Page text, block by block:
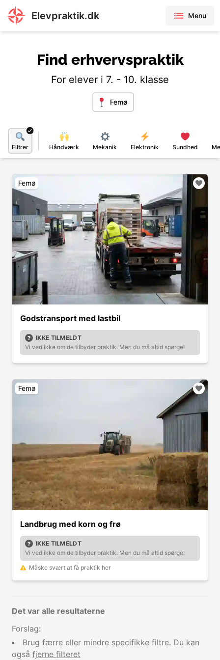
Elevpraktik.dk Menu
Find erhvervspraktik
For elever i 7. - 10. klasse
Femø
Filtrer Håndværk Mekanik Elektronik Sundhed
Femø
Godstransport med lastbil
IKKE TILMELDT
Vi ved ikke om de tilbyder praktik. Men du må altid spørge!
Femø
Landbrug med korn og frø
IKKE TILMELDT
Vi ved ikke om de tilbyder praktik. Men du må altid spørge!
Måske svært at få praktik her
Det var alle resultaterne
Forslag:
Brug færre eller mindre specifikke filtre. Du kan
også fjerne filteret